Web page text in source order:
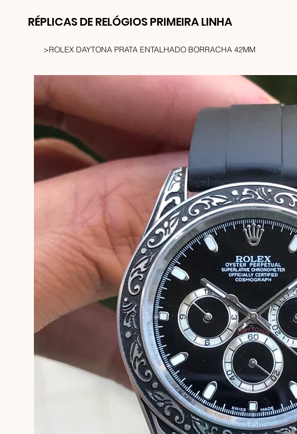
RÉPLICAS DE RELÓGIOS PRIMEIRA LINHA
>ROLEX DAYTONA PRATA ENTALHADO BORRACHA 42MM